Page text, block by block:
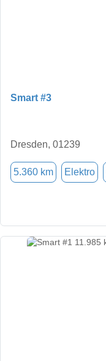
Smart #3
Dresden, 01239
5.360 km Elektro